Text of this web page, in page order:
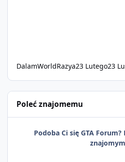
DalamWorldRazya23 Lutego23
Poleć znajomemu
Podoba Ci się GTA